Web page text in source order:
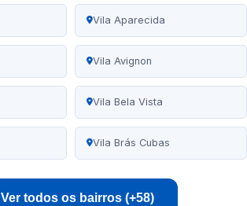
Vila Aparecida
Vila Avignon
Vila Bela Vista
Vila Brás Cubas
Ver todos os bairros (+58)